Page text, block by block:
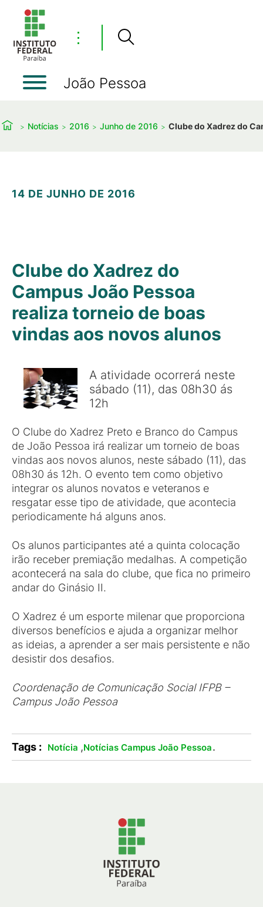
⋮
João Pessoa
Notícias 2016 Junho de 2016 Clube do Xadrez do
14 DE JUNHO DE 2016
Clube do Xadrez do
Campus João Pessoa
realiza torneio de boas
vindas aos novos alunos
A atividade ocorrerá neste
sábado (11), das 08h30 ás
12h
O Clube do Xadrez Preto e Branco do Campus
de João Pessoa irá realizar um torneio de boas
vindas aos novos alunos, neste sábado (11), das
08h30 ás 12h. O evento tem como objetivo
integrar os alunos novatos e veteranos e
resgatar esse tipo de atividade, que acontecia
periodicamente há alguns anos.
Os alunos participantes até a quinta colocação
irão receber premiação medalhas. A competição
acontecerá na sala do clube, que fica no primeiro
andar do Ginásio II.
O Xadrez é um esporte milenar que proporciona
diversos benefícios e ajuda a organizar melhor
as ideias, a aprender a ser mais persistente e não
desistir dos desafios.
Coordenação de Comunicação Social IFPB –
Campus João Pessoa
Tags : Notícia ,Notícias Campus João Pessoa.